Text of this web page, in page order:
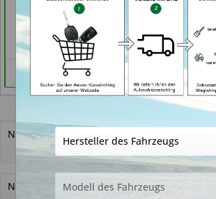
Schlüsseldienst (in
Berlin)
Händlerprofil
Händlerprofil
Ninja-ZX10R
Ninja-ZX12R